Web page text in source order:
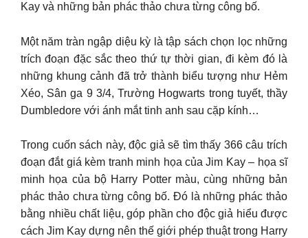
Kay và những bản phác thảo chưa từng công bố.
Một năm tràn ngập diệu kỳ là tập sách chọn lọc những
trích đoạn đặc sắc theo thứ tự thời gian, đi kèm đó là
những khung cảnh đã trở thành biểu tượng như Hẻm
Xéo, Sân ga 9 3/4, Trường Hogwarts trong tuyết, thầy
Dumbledore với ánh mắt tinh anh sau cặp kính…
Trong cuốn sách này, độc giả sẽ tìm thấy 366 câu trích
đoạn đắt giá kèm tranh minh họa của Jim Kay – họa sĩ
minh họa của bộ Harry Potter màu, cùng những bản
phác thảo chưa từng công bố. Đó là những phác thảo
bằng nhiều chất liệu, góp phần cho độc giả hiểu được
cách Jim Kay dựng nên thế giới phép thuật trong Harry